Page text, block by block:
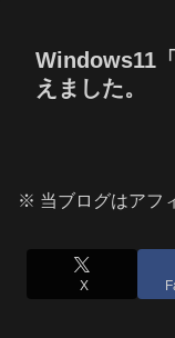
Windows11
えました。
※ 当ブログはアフ
X